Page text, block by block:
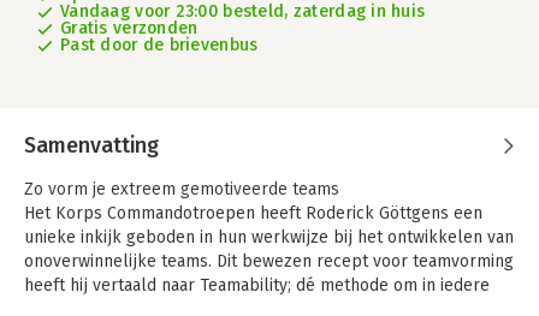
Vandaag voor 23:00 besteld, zaterdag in huis
Gratis verzonden
Past door de brievenbus
Samenvatting
Zo vorm je extreem gemotiveerde teams
Het Korps Commandotroepen heeft Roderick Göttgens een
unieke inkijk geboden in hun werkwijze bij het ontwikkelen van
onoverwinnelijke teams. Dit bewezen recept voor teamvorming
heeft hij vertaald naar Teamability; dé methode om in iedere